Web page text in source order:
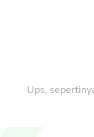
Ups,